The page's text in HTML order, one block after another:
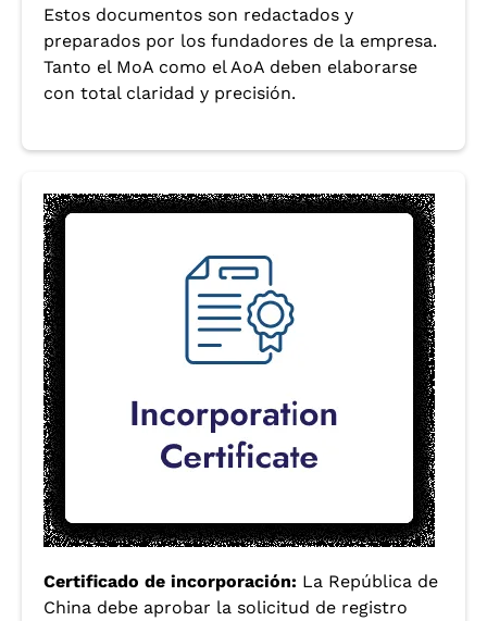
Estos documentos son redactados y
preparados por los fundadores de la empresa.
Tanto el MoA como el AoA deben elaborarse
con total claridad y precisión.
Certificado de incorporación: La República de
China debe aprobar la solicitud de registro